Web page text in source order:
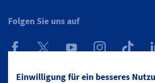
Einwilligung für ein besseres
Folgen Sie uns auf
Mainova App